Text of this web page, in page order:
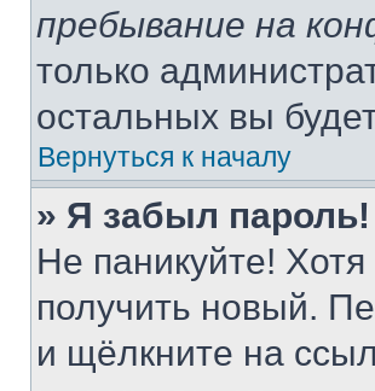
пребывание на
только
остальных вы
Вернуться к началу
» Я забыл пароль!
Не паникуйте!
получить новый.
и щёлкните на